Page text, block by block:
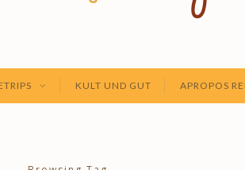
KULT UND GUT APROPOS